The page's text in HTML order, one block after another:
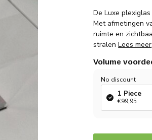
De Luxe
Met afmetingen
ruimte en
stralenLees meer.
Volume
No discount
1 Piece
€99,95